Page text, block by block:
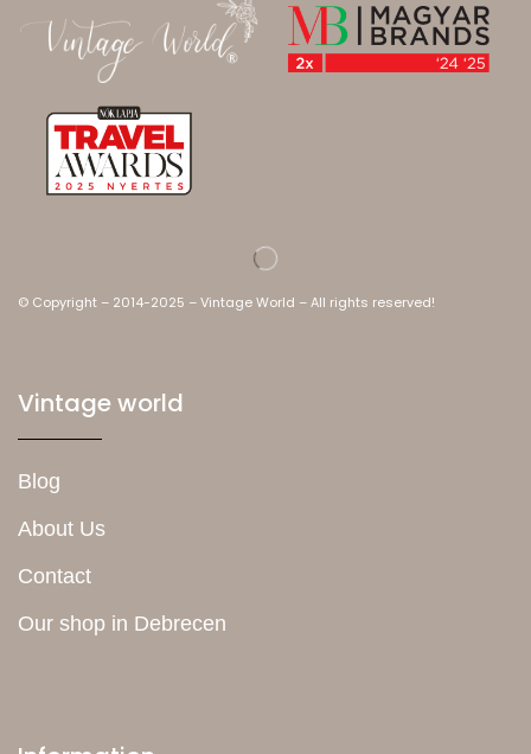
© Copyright – 2014-2025 – Vintage World – All rights reserved!
Vintage world
Blog
About Us
Contact
Our shop in Debrecen